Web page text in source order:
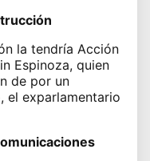
la tendría Acción
Espinoza, quien
de por un
el exparlamentario